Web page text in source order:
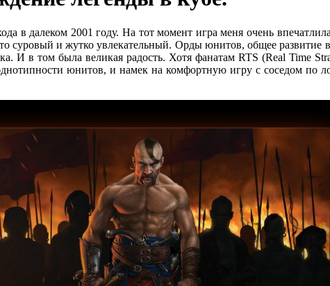
в далеком 2001 году. На тот момент игра меня очень
суровый и жутко увлекательный. Орды юнитов, общее развитие
И в том была великая радость. Хотя фанатам RTS (Real Time
юнитов, и намек на комфортную игру с соседом по